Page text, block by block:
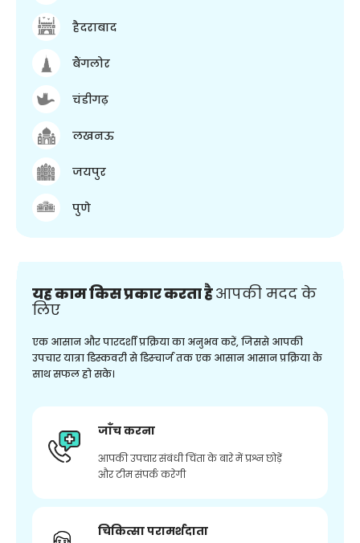
हैदराबाद
बैंगलोर
चंडीगढ़
लखनऊ
जयपुर
पुणे
यह काम किस प्रकार करता हैआपकी मदद के
लिए
एक आसान और पारदर्शी प्रक्रिया का अनुभव करें, जिससे आपकी
उपचार यात्रा डिस्कवरी से डिस्चार्ज तक एक आसान आसान प्रक्रिया के
साथ सफल हो सके।
जाँच करना
आपकी उपचार संबंधी चिंता के बारे में प्रश्न छोड़ें
और टीम संपर्क करेगी
चिकित्सा परामर्शदाता